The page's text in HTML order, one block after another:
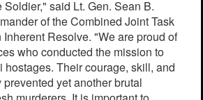
said Lt. Gen. Sean B.
of the Combined Joint Task
Inherent Resolve. "We are proud of
who conducted the mission to
hostages. Their courage, skill, and
yet another brutal